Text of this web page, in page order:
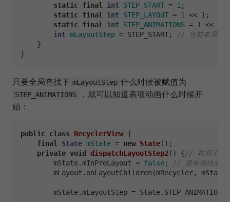
static
final int STEP_START = 1 ;
static
final int STEP_LAYOUT = 1 << 1 ;
static
final int STEP_ANIMATIONS = 1 <<
int mLayoutStep = STEP_START;
// 当前布局阶
    }
只要全局查找下 mLayoutStep 什么时候被赋值为
STEP_ANIMATIONS
，就可以知道表项动画什么时候开
始：
public class RecyclerView {
final
State mState = new State();
private void dispatchLayoutStep2 () {// 布局子表
        mState.mInPreLayout =
false;
// 预布局结束
mLayout.onLayoutChildren(mRecycler,
mState.mLayoutStep =